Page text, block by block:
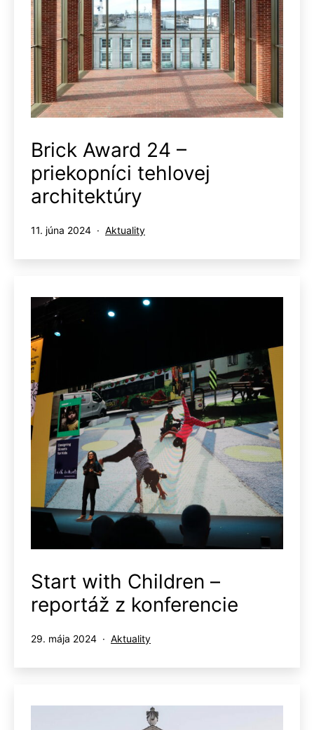
Brick Award 24 –
priekopníci tehlovej
architektúry
Publikované
11. júna 2024
Kategorizované
Aktuality
Start with Children –
reportáž z konferencie
Publikované
29. mája 2024
Kategorizované
Aktuality